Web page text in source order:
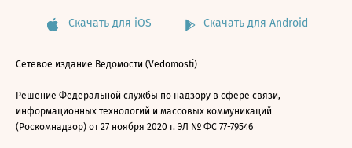
Скачать для iOS Скачать для Android
Сетевое издание Ведомости (Vedomosti)
Решение Федеральной службы по надзору в сфере связи,
информационных технологий и массовых коммуникаций
(Роскомнадзор) от 27 ноября 2020 г. ЭЛ № ФС 77-79546